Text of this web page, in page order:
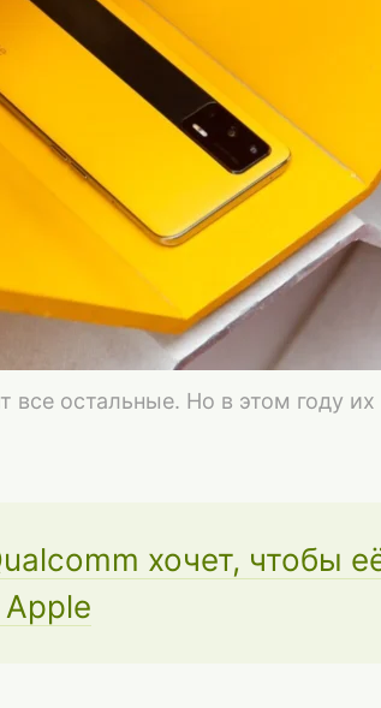
все остальные. Но в этом году
хочет, чтобы